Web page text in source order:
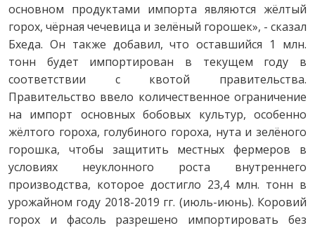
основном продуктами импорта являются жёлтый
горох, чёрная чечевица и зелёный горошек», - сказал
Бхеда. Он также добавил, что оставшийся 1 млн.
тонн будет импортирован в текущем году в
соответствии с квотой правительства.
Правительство ввело количественное ограничение
на импорт основных бобовых культур, особенно
жёлтого гороха, голубиного гороха, нута и зелёного
горошка, чтобы защитить местных фермеров в
условиях неуклонного роста внутреннего
производства, которое достигло 23,4 млн. тонн в
урожайном году 2018-2019 гг. (июль-июнь). Коровий
горох и фасоль разрешено импортировать без